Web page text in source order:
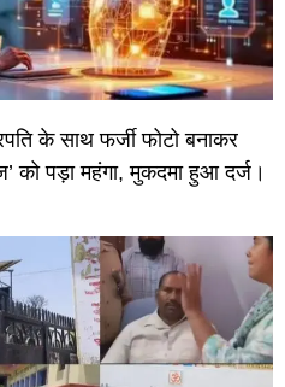
के साथ फर्जी फोटो बनाकर
को पड़ा महंगा, मुकदमा हुआ दर्ज।